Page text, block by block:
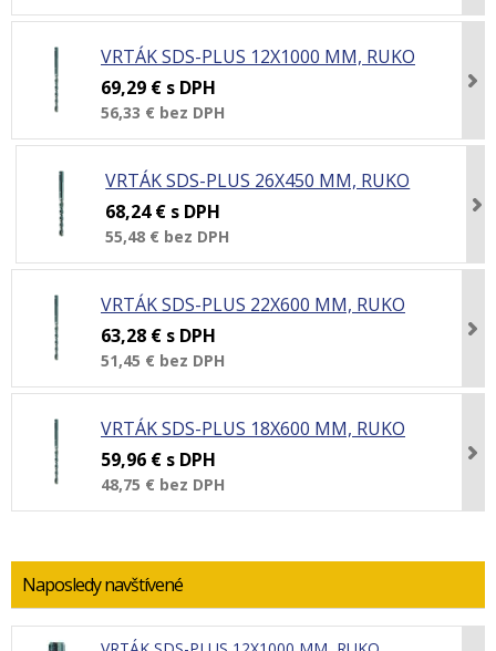
VRTÁK SDS-PLUS 12X1000 MM, RUKO
69,29 € s DPH
56,33 € bez DPH
VRTÁK SDS-PLUS 26X450 MM, RUKO
68,24 € s DPH
55,48 € bez DPH
VRTÁK SDS-PLUS 22X600 MM, RUKO
63,28 € s DPH
51,45 € bez DPH
VRTÁK SDS-PLUS 18X600 MM, RUKO
59,96 € s DPH
48,75 € bez DPH
Naposledy navštívené